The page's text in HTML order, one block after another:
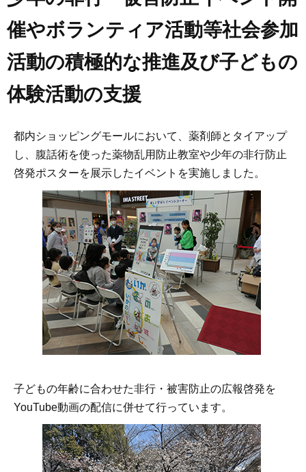
催やボランティア活動等社会参加
活動の積極的な推進及び子どもの
体験活動の支援
都内ショッピングモールにおいて、薬剤師とタイアップ
し、腹話術を使った薬物乱用防止教室や少年の非行防止
啓発ポスターを展示したイベントを実施しました。
子どもの年齢に合わせた非行・被害防止の広報啓発を
YouTube動画の配信に併せて行っています。